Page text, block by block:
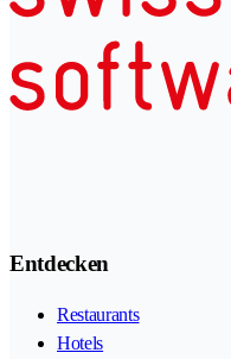
Entdecken
Restaurants
Hotels